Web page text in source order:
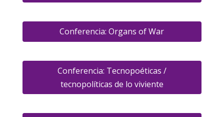
Conferencia: Organs of War
Conferencia: Tecnopoéticas /
tecnopolíticas de lo viviente